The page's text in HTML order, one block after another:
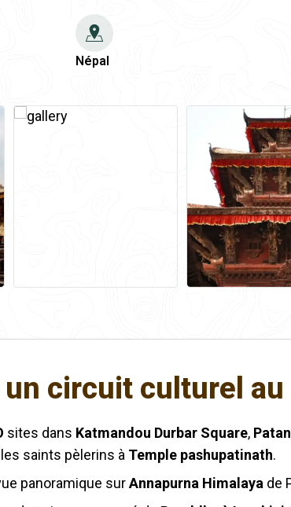
Népal
circuit culturel au
sites dans Katmandou Durbar Square, Patan
saints pèlerins à Temple pashupatinath.
panoramique surAnnapurna Himalaya de